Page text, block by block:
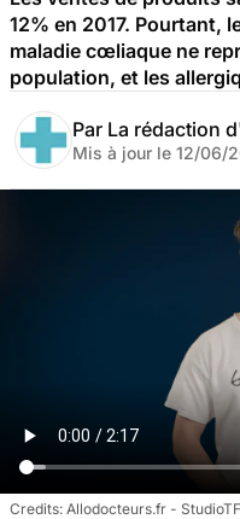
12% en 2017. Pourtant,
maladie cœliaque ne
population, et les
Par La rédaction
Mis à jour le 12/06/
Allodocteurs.fr -